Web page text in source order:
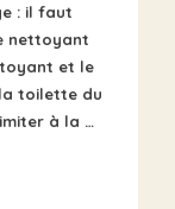
: il faut
nettoyant
et le
toilette du
à la …